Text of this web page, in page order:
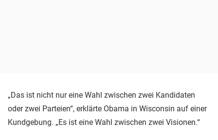
„Das ist nicht nur eine Wahl zwischen zwei Kandidaten
oder zwei Parteien“, erklärte Obama in Wisconsin auf einer
Kundgebung. „Es ist eine Wahl zwischen zwei Visionen.“